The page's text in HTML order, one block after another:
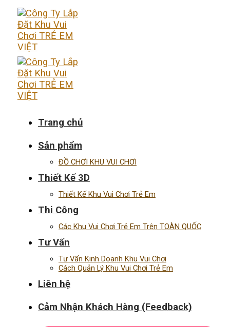
Skip
content
Trang chủ
Sản phẩm
ĐỒ CHƠI KHU VUI CHƠI
Thiết Kế 3D
Thiết Kế Khu Vui Chơi Trẻ Em
Thi Công
Các Khu Vui Chơi Trẻ Em Trên TOÀN QUỐC
Tư Vấn
Tư Vấn Kinh Doanh Khu Vui Chơi
Cách Quản Lý Khu Vui Chơi Trẻ Em
Liên hệ
Cảm Nhận Khách Hàng (Feedback)